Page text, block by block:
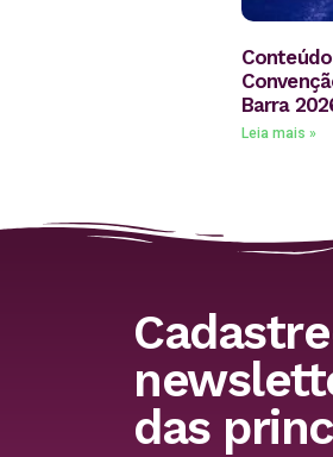
Barra
Leia mais »
das